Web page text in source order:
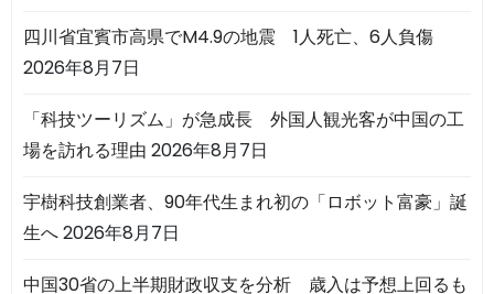
四川省宜賓市高県でM4.9の地震 1人死亡、6人負傷
2026年8月7日
「科技ツーリズム」が急成長 外国人観光客が中国の工
場を訪れる理由 2026年8月7日
宇樹科技創業者、90年代生まれ初の「ロボット富豪」誕
生へ2026年8月7日
中国30省の上半期財政収支を分析 歳入は予想上回るも